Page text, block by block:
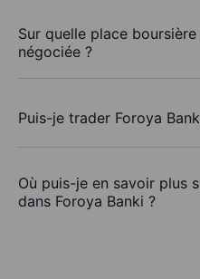
Sur quelle place
négociée ?
Puis-je trader Foroya
Où puis-je en savoir plus
dans Foroya Banki ?